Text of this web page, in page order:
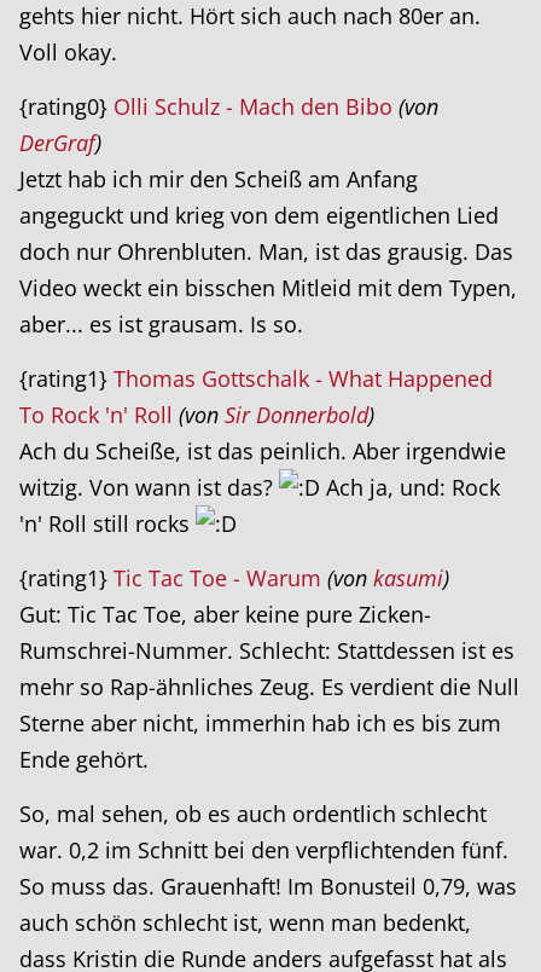
gehts hier nicht. Hört sich auch nach 80er an.
Voll okay.
{rating0} Olli Schulz - Mach den Bibo (von
DerGraf)
Jetzt hab ich mir den Scheiß am Anfang
angeguckt und krieg von dem eigentlichen Lied
doch nur Ohrenbluten. Man, ist das grausig. Das
Video weckt ein bisschen Mitleid mit dem Typen,
aber... es ist grausam. Is so.
{rating1} Thomas Gottschalk - What Happened
To Rock 'n' Roll (von Sir Donnerbold)
Ach du Scheiße, ist das peinlich. Aber irgendwie
witzig. Von wann ist das?
Ach ja, und: Rock
'n' Roll still rocks
{rating1} Tic Tac Toe - Warum (von kasumi)
Gut: Tic Tac Toe, aber keine pure Zicken-
Rumschrei-Nummer. Schlecht: Stattdessen ist es
mehr so Rap-ähnliches Zeug. Es verdient die Null
Sterne aber nicht, immerhin hab ich es bis zum
Ende gehört.
So, mal sehen, ob es auch ordentlich schlecht
war. 0,2 im Schnitt bei den verpflichtenden fünf.
So muss das. Grauenhaft! Im Bonusteil 0,79, was
auch schön schlecht ist, wenn man bedenkt,
dass Kristin die Runde anders aufgefasst hat als